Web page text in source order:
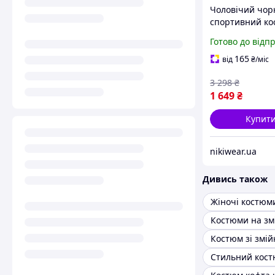
Чоловічий
спортивний
весняний,
Палм Ангелс на
Футболка
Готово до
від 165₴/міс
1 649₴
3 298 ₴
Купити
nikiwear.ua
Дивись також
Костюми на